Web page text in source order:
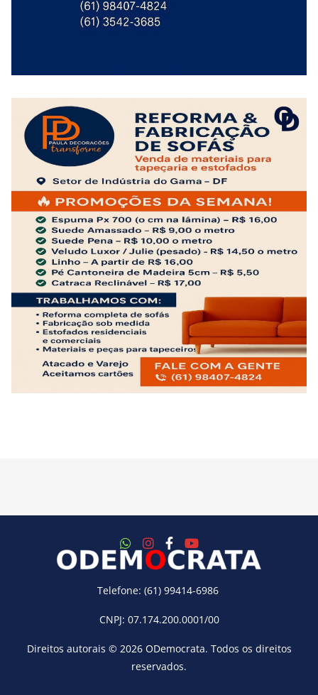
Telefone: (61) 99414-6986
CNPJ: 07.174.200.0001/00
Direitos autorais © 2026 ODemocrata. Todos os direitos
reservados.